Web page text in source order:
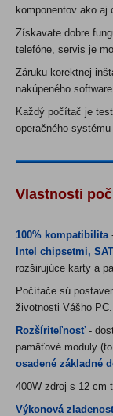
komponentov ako aj
Získavate dobre
telefóne, servis je
Záruku korektnej
nakúpeného software
Každý počítač je
operačného
Vlastnosti
100% kompatibilita
Intel chipsetmi,
rozširujúce karty a
Počítače sú
životnosti Vášho PC.
Rozšíriteľnosť -
pamäťové moduly
osadené základné
400W zdroj s 12 cm
Výkonová